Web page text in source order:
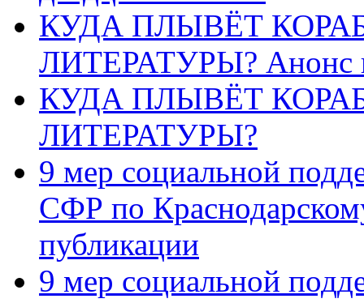
КУДА ПЛЫВЁТ
ЛИТЕРАТУРЫ? Анонс
КУДА ПЛЫВЁТ
ЛИТЕРАТУРЫ?
9 мер социальной
СФР по
публикации
9 мер социальной